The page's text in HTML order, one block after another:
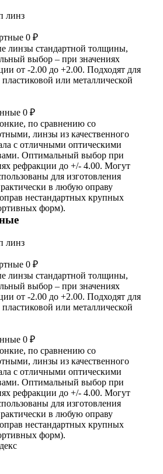
линз
0 ₽
линзы стандартной толщины,
выбор – при значениях
от -2.00 до +2.00. Подходят для
пластиковой или металлической
0 ₽
по сравнению со
линзы из качественного
с отличными оптическими
Оптимальный выбор при
рефракции до +/- 4.00. Могут
для изготовления
в любую оправу
нестандартных крупных
форм).
линз
0 ₽
линзы стандартной толщины,
выбор – при значениях
от -2.00 до +2.00. Подходят для
пластиковой или металлической
0 ₽
по сравнению со
линзы из качественного
с отличными оптическими
Оптимальный выбор при
рефракции до +/- 4.00. Могут
для изготовления
в любую оправу
нестандартных крупных
форм).